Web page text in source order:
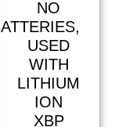
NO
USED
WITH
LITHIUM
ION
XBP